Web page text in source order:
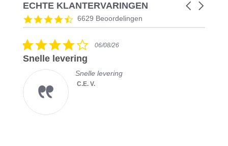
ECHTE KLANTERVARINGEN
Reviews
carousel
Carousel
4.5
star
6629 Beoordelingen